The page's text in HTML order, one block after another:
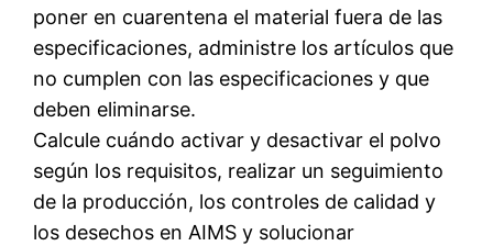
poner en cuarentena el material fuera de las
especificaciones, administre los artículos que
no cumplen con las especificaciones y que
deben eliminarse.
Calcule cuándo activar y desactivar el polvo
según los requisitos, realizar un seguimiento
de la producción, los controles de calidad y
los desechos en AIMS y solucionar